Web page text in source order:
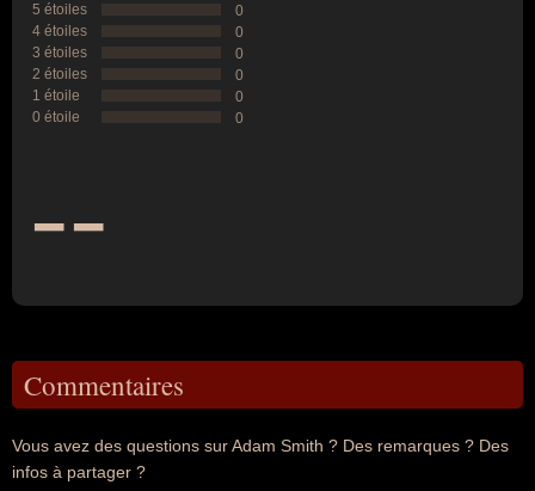
5 étoiles
0
4 étoiles
0
3 étoiles
0
2 étoiles
0
1 étoile
0
0 étoile
0
--
Commentaires
Vous avez des questions sur Adam Smith ? Des remarques ? Des
infos à partager ?